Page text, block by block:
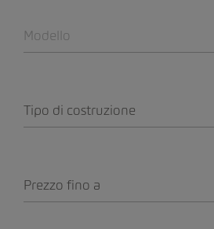
Modello
Tipo di costruzione
Prezzo fino a